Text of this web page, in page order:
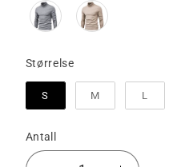
StørrelseStørrelse
S M L
Antall